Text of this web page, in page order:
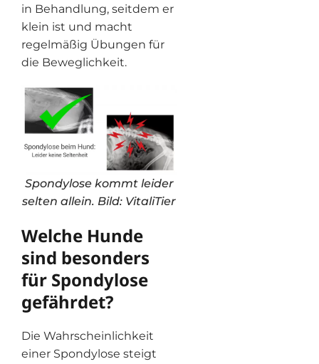
in Behandlung, seitdem er
klein ist und macht
regelmäßig Übungen für
die Beweglichkeit.
Spondylose kommt leider
selten allein. Bild: VitaliTier
Welche Hunde
sind besonders
für Spondylose
gefährdet?
Die Wahrscheinlichkeit
einer Spondylose steigt